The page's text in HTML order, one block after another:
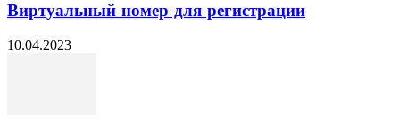
Виртуальный номер для регистрации
10.04.2023